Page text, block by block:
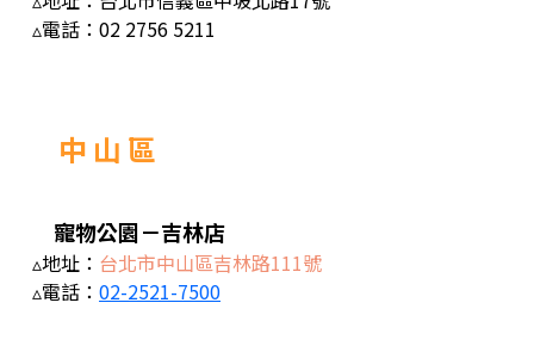
▵電話： 02 2756 5211
中 山 區
寵物公園－吉林店
▵地址： 台北市中山區吉林路111號
▵電話： 02-2521-7500